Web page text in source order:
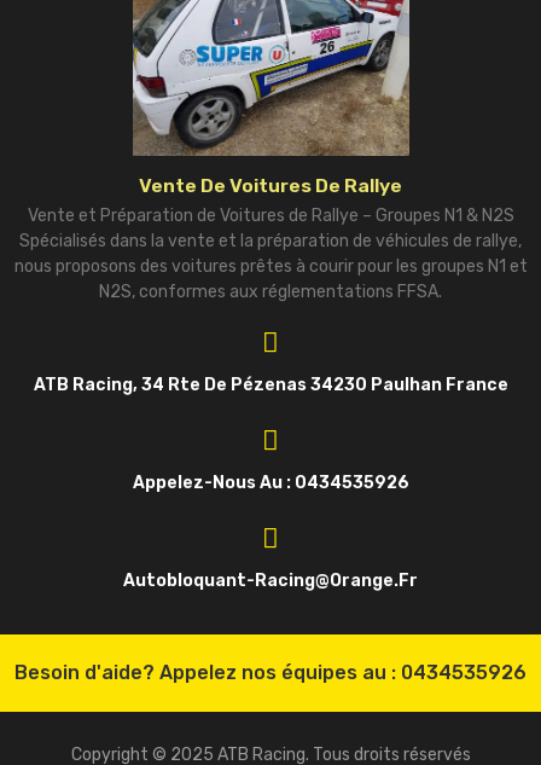
Vente De Voitures De Rallye
Vente et Préparation de Voitures de Rallye – Groupes N1 & N2S
Spécialisés dans la vente et la préparation de véhicules de rallye,
nous proposons des voitures prêtes à courir pour les groupes N1 et
N2S, conformes aux réglementations FFSA.
ATB Racing, 34 Rte De Pézenas 34230 Paulhan France
Appelez-Nous Au : 0434535926
Autobloquant-Racing@orange.fr
Besoin d'aide? Appelez nos équipes au : 0434535926
Copyright © 2025 ATB Racing. Tous droits réservés